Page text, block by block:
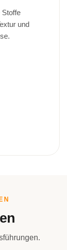
Stoffe
und